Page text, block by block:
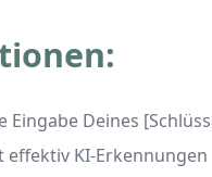
Eingabe Deines
effektiv KI-Erkennungen